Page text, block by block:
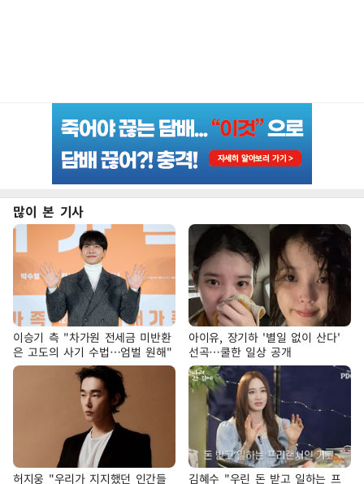
많이 본 기사
이승기 측 "차가원 전세금 미반환
은 고도의 사기 수법…엄벌 원해"
아이유, 장기하 '별일 없이 산다'
선곡…쿨한 일상 공개
허지웅 "우리가 지지했던 인간들 김혜수 "우린 돈 받고 일하는 프